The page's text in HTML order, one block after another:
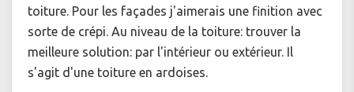
toiture. Pour les façades j'aimerais une finition avec
sorte de crépi. Au niveau de la toiture: trouver la
meilleure solution: par l'intérieur ou extérieur. Il
s'agit d'une toiture en ardoises.